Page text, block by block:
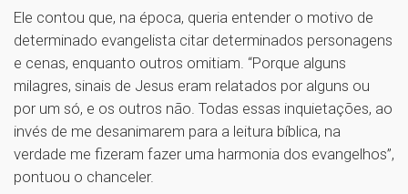
Ele contou que, na época, queria entender o motivo de
determinado evangelista citar determinados personagens
e cenas, enquanto outros omitiam. “Porque alguns
milagres, sinais de Jesus eram relatados por alguns ou
por um só, e os outros não. Todas essas inquietações, ao
invés de me desanimarem para a leitura bíblica, na
verdade me fizeram fazer uma harmonia dos evangelhos”,
pontuou o chanceler.